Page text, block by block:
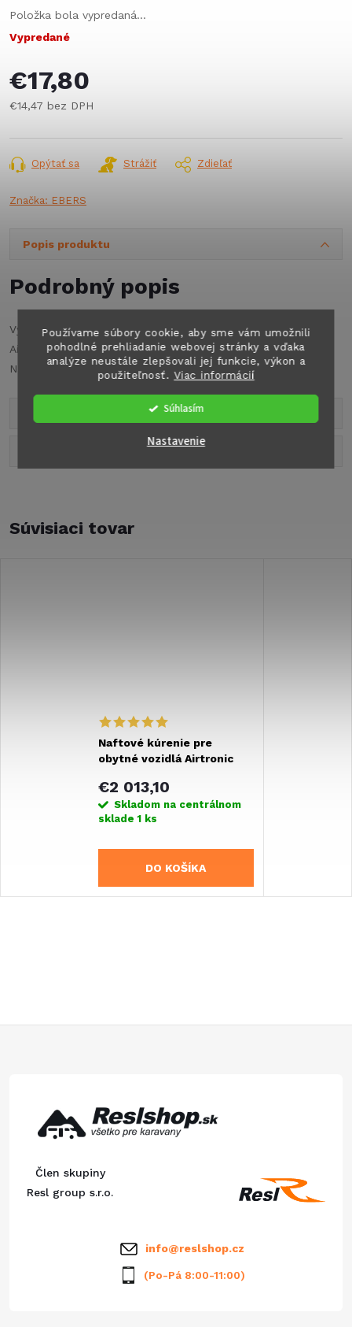
Používame súbory cookie, aby sme vám umožnili
pohodlné prehliadanie webovej stránky a vďaka
analýze neustále zlepšovali jej funkcie, výkon a
použiteľnosť.Viac informácií
Súhlasím
Nastavenie
Položka bola vypredaná…
Vypredané
€17,80
€14,47 bez DPH
cena:
Opýtať sa Strážiť Zdieľať
Značka: EBERS
Popis produktu
Podrobný popis
Výstup 30° vysoký pre parkovacie kúrenie Eberspächer
Airtronic D2, Ø50/60 mm, biely.
Na rozšírenie alebo ako náhradný diel.
Súvisiaci tovar
Naftové kúrenie pre
obytné vozidlá Airtronic
12V
€2 013,10
Skladom na centrálnom
sklade1 ks
DO KOŠÍKA
Člen skupiny
Resl group s.r.o.
info@reslshop.cz
(Po-Pá 8:00-11:00)